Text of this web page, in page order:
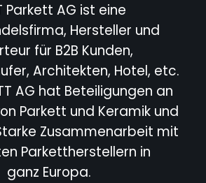
Parkett AG ist eine
Hersteller und
für B2B Kunden,
Architekten, Hotel, etc.
AG hat Beteiligungen an
Parkett und Keramik und
Zusammenarbeit mit
Parkettherstellern in
ganz Europa.